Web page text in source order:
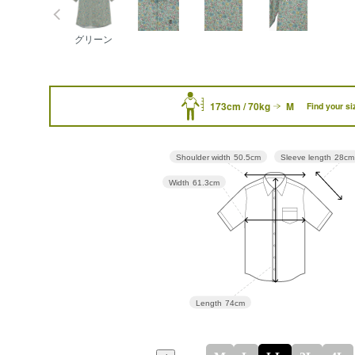
グリーン
173cm / 70kg M Find your
Sleeve length 28cm
Length 74cm
Width 61.3cm
Shoulder width 50.5cm